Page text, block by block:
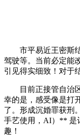
市平易近王密斯结
驾驶等。当前必定能
引见得实细致！对于
目前正接管自治区
幸的是，感受像是打
了。形成沉婚罪获刑
手艺使用，AI）** 是
趣！